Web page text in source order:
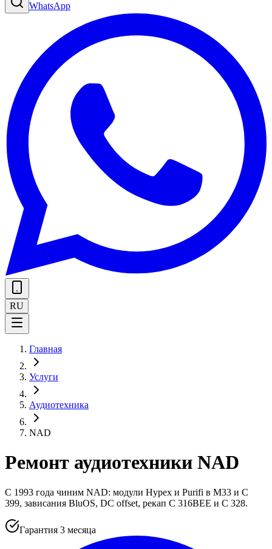
WhatsApp
RU
Главная
Услуги
Аудиотехника
NAD
Ремонт аудиотехники NAD
С 1993 года чиним NAD: модули Hypex и Purifi в M33 и C
399, зависания BluOS, DC offset, рекап C 316BEE и C 328.
Гарантия 3 месяца